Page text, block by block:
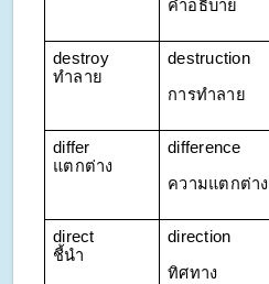
คำอธิบาย
destroy
ทำลาย
destruction
การทำลาย
differ
แตกต่าง
difference
ความแตกต่าง
direct
ชี้นำ
direction
ทิศทาง